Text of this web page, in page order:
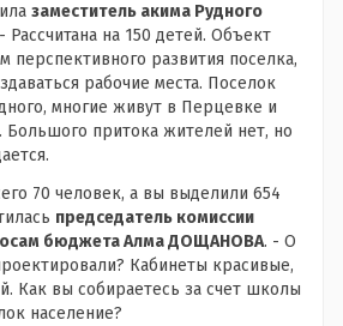
заместитель акима Рудного
Рассчитана на 150 детей. Объект
перспективного развития поселка,
рабочие места. Поселок
многие живут в Перцевке и
Большого притока жителей нет, но
70 человек, а вы выделили 654
председатель комиссии
бюджета Алма ДОЩАНОВА. - О
Кабинеты красивые,
Как вы собираетесь за счет школы
население?